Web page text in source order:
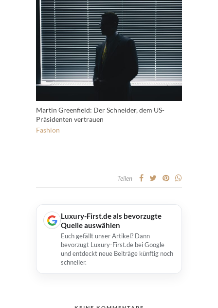
Martin Greenfield: Der Schneider, dem US-
Präsidenten vertrauen
Fashion
Teilen
Luxury-First.de als bevorzugte
Quelle auswählen
Euch gefällt unser Artikel? Dann
bevorzugt Luxury-First.de bei Google
und entdeckt neue Beiträge künftig noch
schneller.